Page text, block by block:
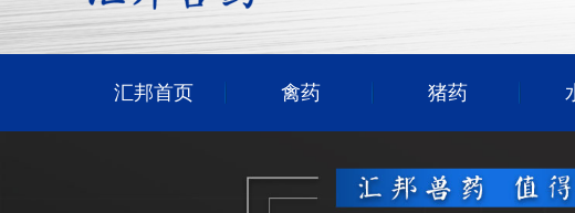
汇邦首页 禽药 猪药